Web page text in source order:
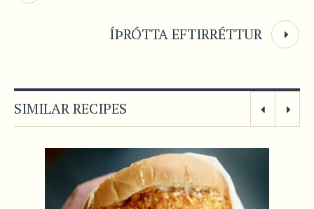
ÍÞRÓTTA EFTIRRÉTTUR
SIMILAR RECIPES